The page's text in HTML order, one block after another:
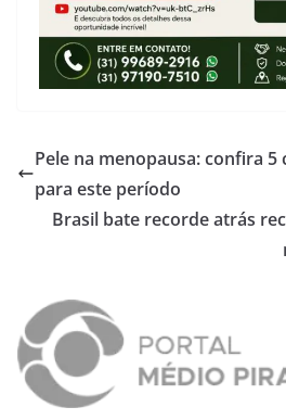
Pele na menopausa: confira 5
para este período
Brasil bate recorde atrás